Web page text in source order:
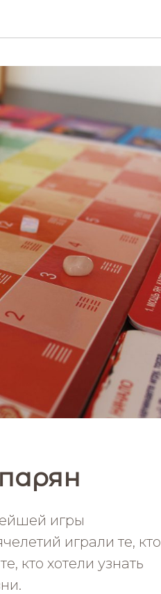
игры
играли те, кто
кто хотели узнать